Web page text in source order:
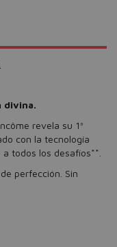
divina.
revela su 1ª
con la tecnología
todos los desafíos**.
perfección. Sin